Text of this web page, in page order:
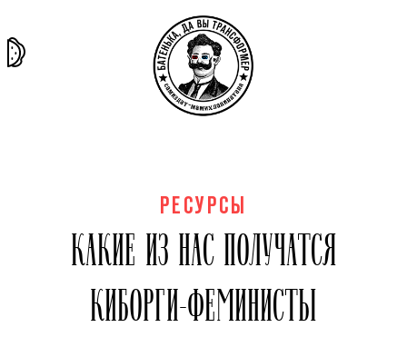
РЕСУРСЫ
КАКИЕ ИЗ НАС ПОЛУЧАТСЯ
КИБОРГИ-ФЕМИНИСТЫ